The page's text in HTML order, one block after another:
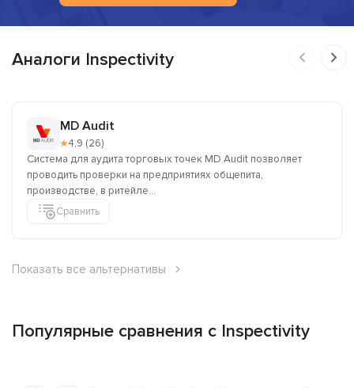
Аналоги Inspectivity
MD Audit
★4,9 (26)
Система для аудита торговых точек MD Audit позволяет
проводить проверки на предприятиях общепита,
производстве, в ритейле...
Сравнить
Показать все альтернативы
Популярные сравнения с Inspectivity